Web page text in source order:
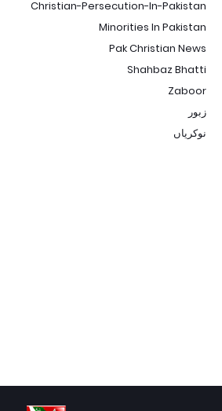
Christian-Persecution-In-Pakistan
Minorities In Pakistan
Pak Christian News
Shahbaz Bhatti
Zaboor
زبور
نوکریاں